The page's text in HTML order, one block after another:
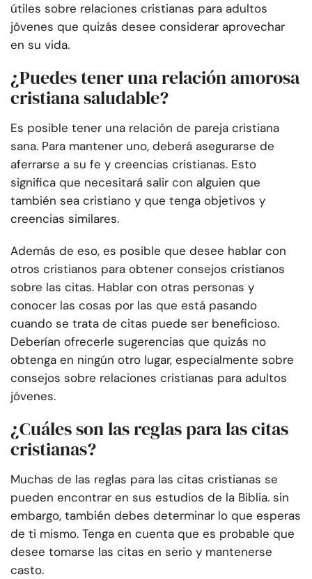
útiles sobre relaciones cristianas para adultos
jóvenes que quizás desee considerar aprovechar
en su vida.
¿Puedes tener una relación amorosa
cristiana saludable?
Es posible tener una relación de pareja cristiana
sana. Para mantener uno, deberá asegurarse de
aferrarse a su fe y creencias cristianas. Esto
significa que necesitará salir con alguien que
también sea cristiano y que tenga objetivos y
creencias similares.
Además de eso, es posible que desee hablar con
otros cristianos para obtener consejos cristianos
sobre las citas. Hablar con otras personas y
conocer las cosas por las que está pasando
cuando se trata de citas puede ser beneficioso.
Deberían ofrecerle sugerencias que quizás no
obtenga en ningún otro lugar, especialmente sobre
consejos sobre relaciones cristianas para adultos
jóvenes.
¿Cuáles son las reglas para las citas
cristianas?
Muchas de las reglas para las citas cristianas se
pueden encontrar en sus estudios de la Biblia. sin
embargo, también debes determinar lo que esperas
de ti mismo. Tenga en cuenta que es probable que
desee tomarse las citas en serio y mantenerse
casto.